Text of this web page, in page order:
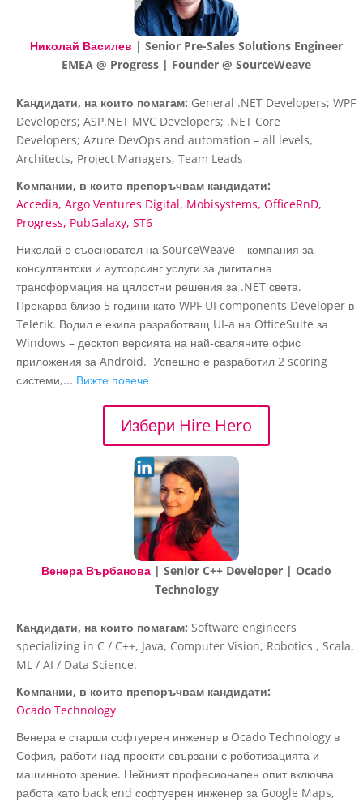
Николай Василев | Senior Pre-Sales Solutions Engineer
EMEA @ Progress | Founder @ SourceWeave
Кандидати, на които помагам: General .NET Developers; WPF
Developers; ASP.NET MVC Developers; .NET Core
Developers; Azure DevOps and automation – all levels,
Architects, Project Managers, Team Leads
Компании, в които препоръчвам кандидати:
Accedia Argo Ventures Digital Mobisystems OfficeRnD
Progress PubGalaxy ST6
Николай е съосновател на SourceWeave – компания за
консултантски и аутсорсинг услуги за дигитална
трансформация на цялостни решения за .NET света.
Прекарва близо 5 години като WPF UI components Developer в
Telerik. Водил е екипа разработващ UI-a на OfficeSuite за
Windows – десктоп версията на най-сваляните офис
приложения за Android. Успешно е разработил 2 scoring
системи,... Вижте повече
Избери Hire Hero
Венера Върбанова | Senior C++ Developer | Ocado
Technology
Кандидати, на които помагам: Software engineers
specializing in C / C++, Java, Computer Vision, Robotics , Scala,
ML / AI / Data Science.
Компании, в които препоръчвам кандидати:
Ocado Technology
Венера е старши софтуерен инженер в Ocado Technology в
София, работи над проекти свързани с роботизацията и
машинното зрение. Нейният професионален опит включва
работа като back end софтуерен инженер за Google Maps,